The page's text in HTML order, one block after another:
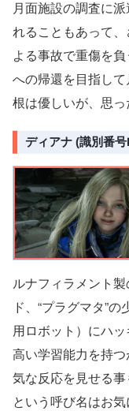
月面施設の調査に
れることもあって
よる事故で重傷を
への帰還を目指して
根は優しいが、思っ
ディアナ (識別番
ルナフィラメント
ド、“プラグマタ”
用ロボット）にハ
高い学習能力を持
気な反応を見せる事
という呼び名はお気